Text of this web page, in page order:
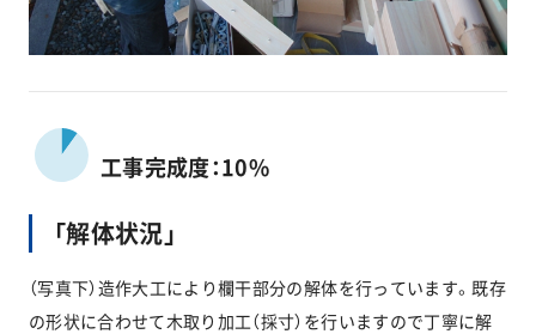
工事完成度：10%
「解体状況」
（写真下）造作大工により欄干部分の解体を行っています。既存
の形状に合わせて木取り加工（採寸）を行いますので丁寧に解